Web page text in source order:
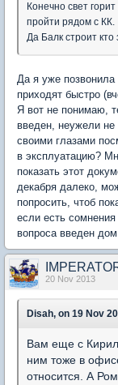
Конечно свет
пройти рядом с КК.
Да Балк строит кто
Да я уже позвонила
приходят быстро
Я вот не понимаю,
введен, неужели
своими глазами
в эксплуатацию?
показать этот
декабря далеко,
попросить, чтоб
если есть
вопроса введен
20 Nov 2013
Disah, on 19 Nov
Вам еще с
ним тоже в
относится. А